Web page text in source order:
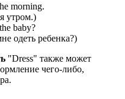
morning.
утром.)
baby?
одеть ребенка?)
"Dress" также может
чего-либо,